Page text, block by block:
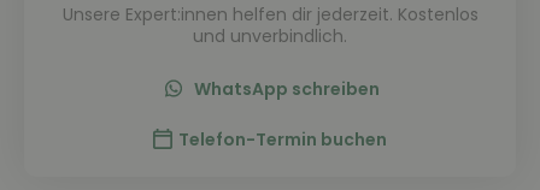
Unsere Expert:innen helfen dir jederzeit. Kostenlos
und unverbindlich.
WhatsApp schreiben
Telefon-Termin buchen